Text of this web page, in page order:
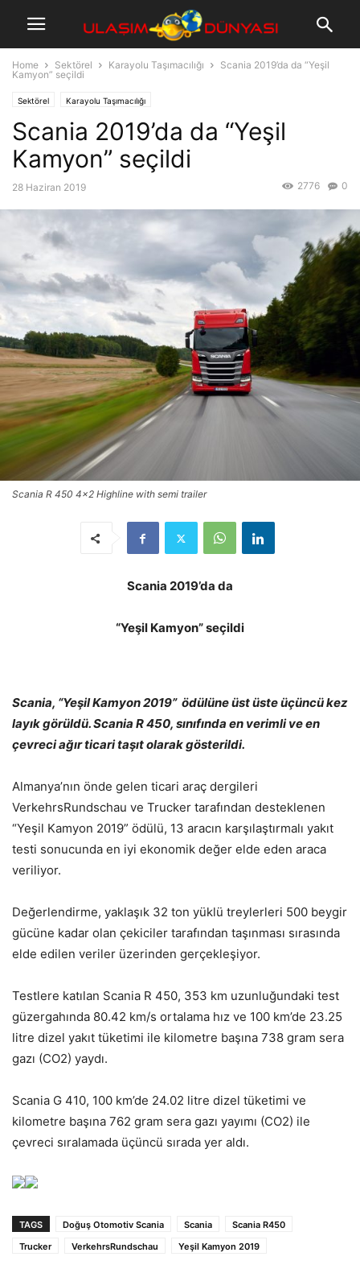
Home Sektörel Karayolu Taşımacılığı
Scania 2019’da da “Yeşil
Kamyon” seçildi
Sektörel Karayolu Taşımacılığı
Scania 2019’da da “Yeşil
Kamyon” seçildi
28 Haziran 2019 0
2776
Scania R 450 4x2 Highline with semi trailer
Scania 2019’da da
“Yeşil Kamyon” seçildi
Scania, “Yeşil Kamyon 2019” ödülüneüst üste üçüncü kez
layık görüldü.Scania R 450, sınıfında en verimli ve en
çevreci ağır ticaritaşıt olarak gösterildi.
Almanya’nın önde gelen ticari araç dergileri
VerkehrsRundschau ve Trucker tarafından desteklenen
“Yeşil Kamyon 2019” ödülü, 13 aracın karşılaştırmalı yakıt
testi sonucunda en iyi ekonomik değer elde eden araca
veriliyor.
Değerlendirme, yaklaşık 32 ton yüklü treylerleri 500 beygir
gücüne kadar olan çekiciler tarafından taşınması sırasında
elde edilen veriler üzerinden gerçekleşiyor.
Testlere katılan Scania R 450, 353 km uzunluğundaki test
güzergahında 80.42 km/s ortalama hız ve 100 km’de 23.25
litre dizel yakıt tüketimi ile kilometre başına 738 gram sera
gazı (CO2) yaydı.
Scania G 410, 100 km’de 24.02 litre dizel tüketimi ve
kilometre başına 762 gram sera gazı yayımı (CO2) ile
çevreci sıralamada üçüncü sırada yer aldı.
TAGS Doğuş Otomotiv Scania Scania
Scania R450
Trucker
VerkehrsRundschau Yeşil Kamyon 2019